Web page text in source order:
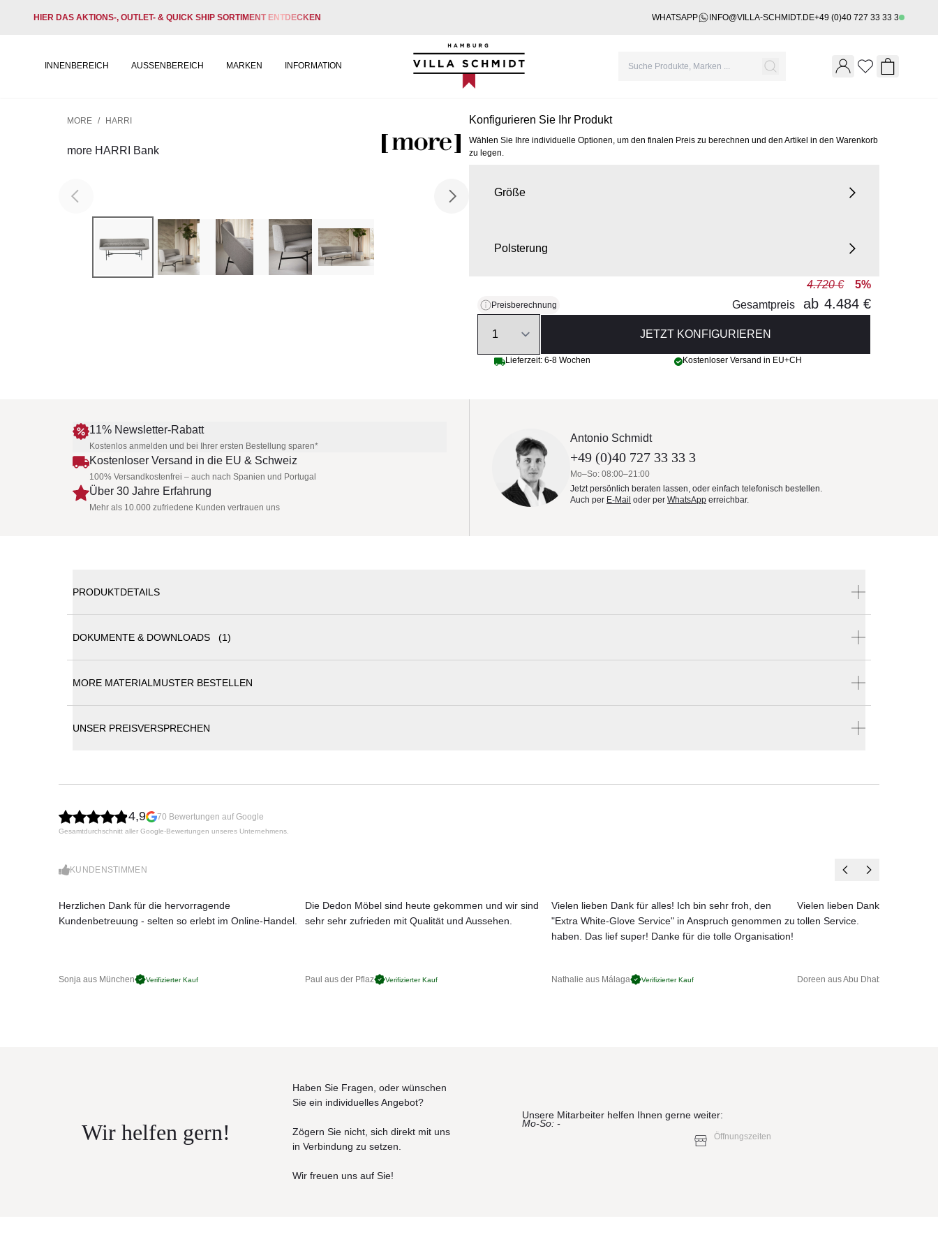
HIER DAS AKTIONS-, OUTLET- & QUICK SHIP SORTIMENT ENTDECKEN WHATSAPP INFO@VILLA-SCHMIDT.DE+49 (0)40 727 33 33 3
INNENBEREICH AUSSENBEREICH MARKEN INFORMATION
Villa Schmidt
Wishlist
MORE / HARRI
more HARRI Bank
Konfigurieren Sie Ihr Produkt
Wählen Sie Ihre individuelle Optionen, um den finalen Preis zu berechnen und den Artikel in den Warenkorb
zu legen.
Größe
Polsterung
Preisberechnung
4.720 €
5%
Gesamtpreis
ab 4.484 €
JETZT KONFIGURIEREN
Lieferzeit: 6-8 Wochen Kostenloser Versand in EU+CH
11% Newsletter-Rabatt
Kostenlos anmelden und bei Ihrer ersten Bestellung sparen*
Kostenloser Versand in die EU & Schweiz
100% Versandkostenfrei – auch nach Spanien und Portugal
Über 30 Jahre Erfahrung
Mehr als 10.000 zufriedene Kunden vertrauen uns
Antonio Schmidt
+49 (0)40 727 33 33 3
Mo–So: 08:00–21:00
Jetzt persönlich beraten lassen, oder einfach telefonisch bestellen.
Auch per E-Mail oder per WhatsApp erreichbar.
PRODUKTDETAILS
Aufenthaltsräumen, im Flur oder am Bettende. Die Bank HARRI fügt sich elegant in jede Umgebung ein und
bleibt dabei immer ein optisches Highlight.
45 cm.
Gestell: Stahl anthrazit pulverbeschichtet
Gewicht: 36 - 50 kg
200 x 61 x 78 cm (40 kg)
220 x 61 x 78 cm (44 kg)
DOKUMENTE & DOWNLOADS (1)
MORE MATERIALMUSTER BESTELLEN
JETZT MUSTER BESTELLEN
UNSER PREISVERSPRECHEN
4,9 70 Bewertungen auf Google
Gesamtdurchschnitt aller Google-Bewertungen unseres Unternehmens.
KUNDENSTIMMEN
Herzlichen Dank für die hervorragende
Kundenbetreuung - selten so erlebt im Online-Handel.
Sonja aus München Verifizierter Kauf
Die Dedon Möbel sind heute gekommen und wir sind
sehr sehr zufrieden mit Qualität und Aussehen.
Paul aus der Pflaz Verifizierter Kauf
Vielen lieben Dank für alles! Ich bin sehr froh, den
"Extra White-Glove Service" in Anspruch genommen zu
haben. Das lief super! Danke für die tolle Organisation!
Nathalie aus Málaga Verifizierter Kauf
Vielen lieben Dank für das
tollen Service.
Doreen aus Abu Dhabi
Wir helfen gern!
Haben Sie Fragen, oder wünschen
Sie ein individuelles Angebot?
Zögern Sie nicht, sich direkt mit uns
in Verbindung zu setzen.
Wir freuen uns auf Sie!
Unsere Mitarbeiter helfen Ihnen gerne weiter:
Mo-So: -
Öffnungszeiten